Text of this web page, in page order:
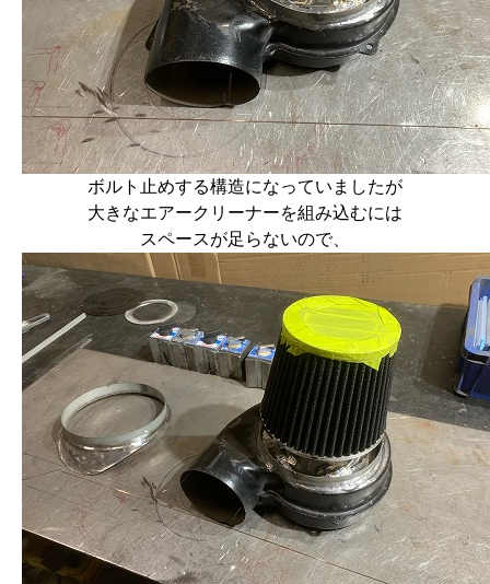
ボルト止めする構造になっていましたが
大きなエアークリーナーを組み込むには
スペースが足らないので、